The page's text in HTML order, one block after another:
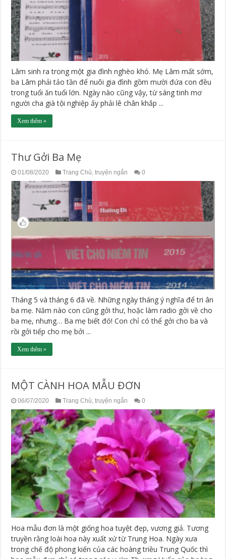
Lâm sinh ra trong một gia đình nghèo khó. Mẹ Lâm mất sớm,
ba Lâm phải tảo tần để nuôi gia đình gồm mười đứa con đều
trong tuổi ăn tuổi lớn. Ngày nào cũng vậy, từ sáng tinh mơ
người cha già tội nghiệp ấy phải lê chân khắp ...
Xem thêm »
Thư Gởi Ba Mẹ
01/08/2020 Trang Chủ,truyện ngắn 0
Tháng 5 và tháng 6 đã về. Những ngày tháng ý nghĩa để tri ân
ba mẹ. Năm nào con cũng gởi thư, hoặc làm radio gởi về cho
ba mẹ, nhưng… Ba mẹ biết đó! Con chỉ có thể gởi cho ba và
rồi gởi tiếp cho mẹ bởi ...
Xem thêm »
MỘT CÀNH HOA MẪU ĐƠN
06/07/2020 Trang Chủ,truyện ngắn 0
Hoa mẫu đơn là một giống hoa tuyệt đẹp, vương giả. Tương
truyền rằng loài hoa này xuất xứ từ Trung Hoa. Ngày xưa
trong chế độ phong kiến của các hoàng triều Trung Quốc thì